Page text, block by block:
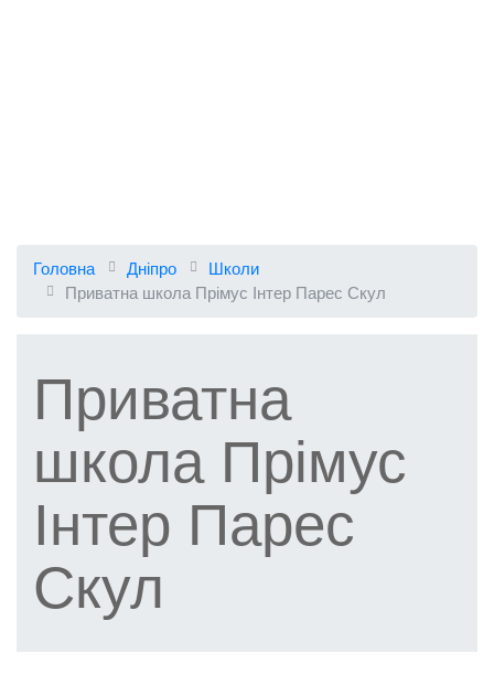
Головна Дніпро
Школи
Приватна школа Прімус Інтер Парес Скул
Приватна
школа Прімус
Інтер Парес
Скул